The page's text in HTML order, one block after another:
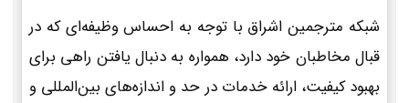
شبکه مترجمین اشراق با توجه به احساس وظیفه‌ای که در
قبال مخاطبان خود دارد، همواره به دنبال یافتن راهی برای
بهبود کیفیت، ارائه خدمات در حد و اندازه‌های بین‌المللی و